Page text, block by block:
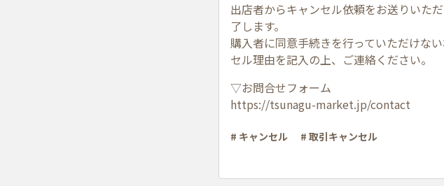
出店者からキャンセル依頼をお送りいた
了します。
購入者に同意手続きを行っていただけな
セル理由を記入の上、ご連絡ください。
▽お問合せフォーム
https://tsunagu-market.jp/contact
# キャンセル # 取引キャンセル